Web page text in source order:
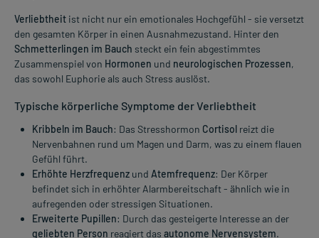
Verliebtheit ist nicht nur ein emotionales Hochgefühl - sie versetzt
den gesamten Körper in einen Ausnahmezustand. Hinter den
Schmetterlingen im Bauch steckt ein fein abgestimmtes
Zusammenspiel von Hormonen und neurologischen Prozessen,
das sowohl Euphorie als auch Stress auslöst.
Typische körperliche Symptome der Verliebtheit
Kribbeln im Bauch: Das Stresshormon Cortisol reizt die
Nervenbahnen rund um Magen und Darm, was zu einem flauen
Gefühl führt.
Erhöhte Herzfrequenz und Atemfrequenz: Der Körper
befindet sich in erhöhter Alarmbereitschaft - ähnlich wie in
aufregenden oder stressigen Situationen.
Erweiterte Pupillen: Durch das gesteigerte Interesse an der
geliebten Person reagiert das autonome Nervensystem.